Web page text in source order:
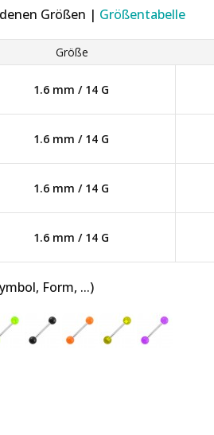
Größen | Größentabelle
Größe
1.6 mm / 14 G
1.6 mm / 14 G
1.6 mm / 14 G
1.6 mm / 14 G
Form, ...)